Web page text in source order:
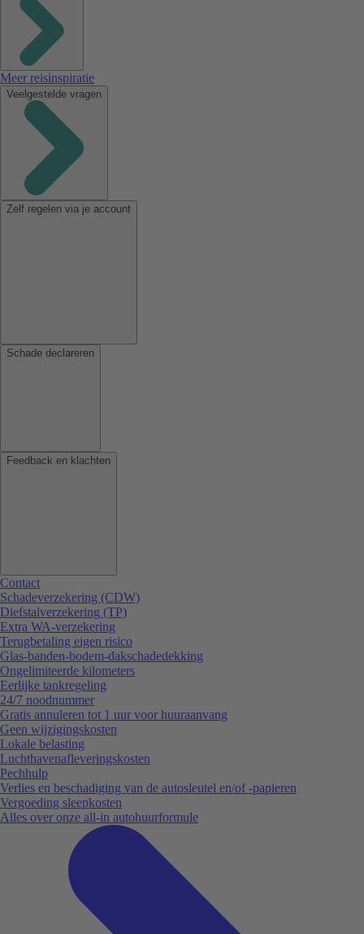
Meer reisinspiratie
Veelgestelde vragen
Zelf regelen via je account
Schade declareren
Feedback en klachten
Contact
Schadeverzekering (CDW)
Diefstalverzekering (TP)
Extra WA-verzekering
Terugbetaling eigen risico
Glas-banden-bodem-dakschadedekking
Ongelimiteerde kilometers
Eerlijke tankregeling
24/7 noodnummer
Gratis annuleren tot 1 uur voor huuraanvang
Geen wijzigingskosten
Lokale belasting
Luchthavenafleveringskosten
Pechhulp
Verlies en beschadiging van de autosleutel en/of -papieren
Vergoeding sleepkosten
Alles over onze all-in autohuurformule